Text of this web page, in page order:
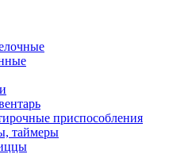
приспособления
таймеры